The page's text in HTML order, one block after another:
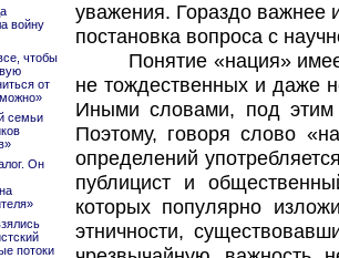
войну
чтобы
от
семьи
Он
потоки
уважения. Гораздо важнее
постановка вопроса с
Понятие «нация»
не тождественных и даже
Иными словами, под
Поэтому, говоря слово
определений
публицист и
которых популярно
этничности,